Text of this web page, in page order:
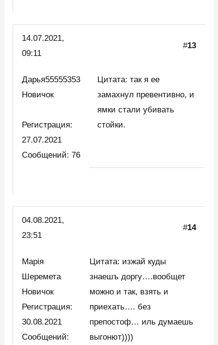
14.07.2021,
09:11
#13
Дарья55555353
Новичок
Регистрация:
27.07.2021
Сообщений: 76
Цитата: так я ее
замахнул превентивно, и
ямки стали убивать
стойки.
04.08.2021,
23:51
#14
Марія
Шеремета
Новичок
Регистрация:
30.08.2021
Сообщений:
Цитата: изжай куды
знаешъ доргу….вообщет
можно и так, взять и
приехать…. без
препостоф… иль думаешь
выгонют))))